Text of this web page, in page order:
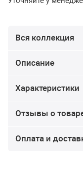
Вся коллекция
Описание
Характеристики
Отзывы о
Оплата и